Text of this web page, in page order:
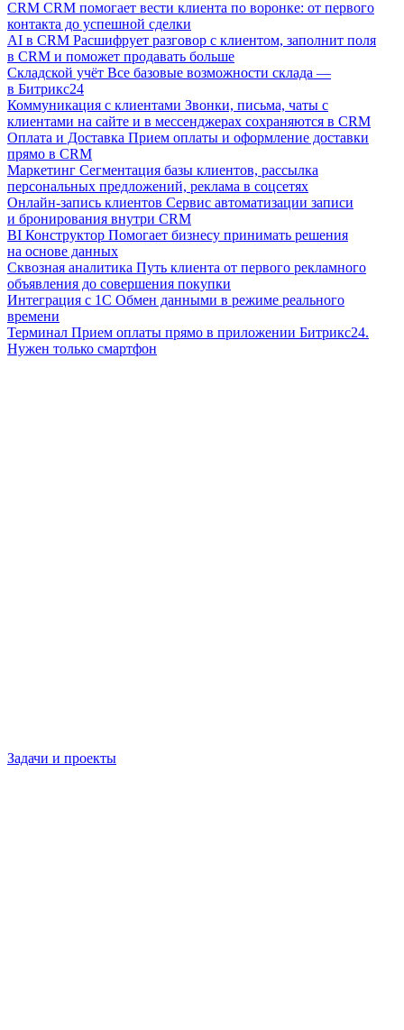
CRM CRM помогает вести клиента по воронке: от первого
контакта до успешной сделки
AI в CRM Расшифрует разговор с клиентом, заполнит поля
в CRM и поможет продавать больше
Складской учёт Все базовые возможности склада —
в Битрикс24
Коммуникация с клиентами Звонки, письма, чаты с
клиентами на сайте и в мессенджерах сохраняются в CRM
Оплата и Доставка Прием оплаты и оформление доставки
прямо в CRM
Маркетинг Сегментация базы клиентов, рассылка
персональных предложений, реклама в соцсетях
Онлайн-запись клиентов Сервис автоматизации записи
и бронирования внутри CRM
BI Конструктор Помогает бизнесу принимать решения
на основе данных
Сквозная аналитика Путь клиента от первого рекламного
объявления до совершения покупки
Интеграция с 1С Обмен данными в режиме реального
времени
Терминал Прием оплаты прямо в приложении Битрикс24.
Нужен только смартфон
Задачи и проекты